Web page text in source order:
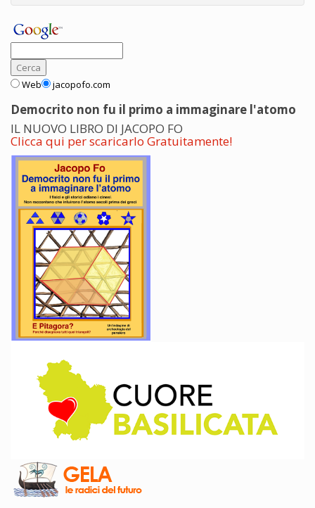
Web jacopofo.com
Democrito non fu il primo a immaginare l'atomo
IL NUOVO LIBRO DI JACOPO FO
Clicca qui per scaricarlo Gratuitamente!